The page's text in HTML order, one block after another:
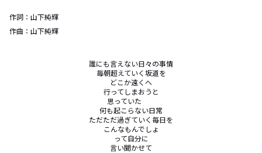
作詞： 山下純輝
作曲： 山下純輝
誰にも言えない日々の事情
毎朝超えていく坂道を
どこか遠くへ
行ってしまおうと
思っていた
何も起こらない日常
ただただ過ぎていく毎日を
こんなもんでしょ
って自分に
言い聞かせて